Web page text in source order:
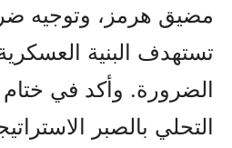
مضيق هرمز، وتوجيه
تستهدف البنية
الضرورة. وأكد في ختام
التحلي بالصبر